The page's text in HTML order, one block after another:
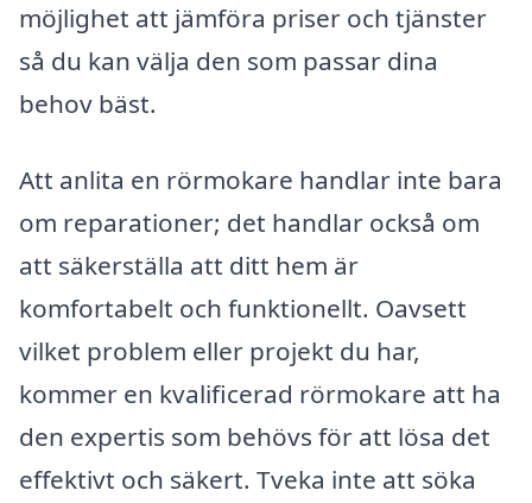
möjlighet att jämföra priser och tjänster
så du kan välja den som passar dina
behov bäst.
Att anlita en rörmokare handlar inte bara
om reparationer; det handlar också om
att säkerställa att ditt hem är
komfortabelt och funktionellt. Oavsett
vilket problem eller projekt du har,
kommer en kvalificerad rörmokare att ha
den expertis som behövs för att lösa det
effektivt och säkert. Tveka inte att söka